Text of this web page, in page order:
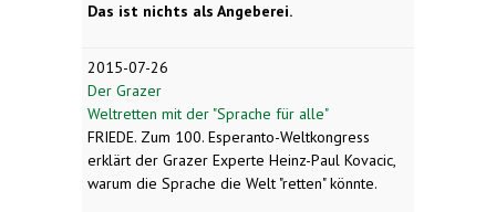
Das ist nichts als Angeberei.
2015-07-26
Der Grazer
Weltretten mit der "Sprache für alle"
FRIEDE. Zum 100. Esperanto-Weltkongress
erklärt der Grazer Experte Heinz-Paul Kovacic,
warum die Sprache die Welt "retten" könnte.